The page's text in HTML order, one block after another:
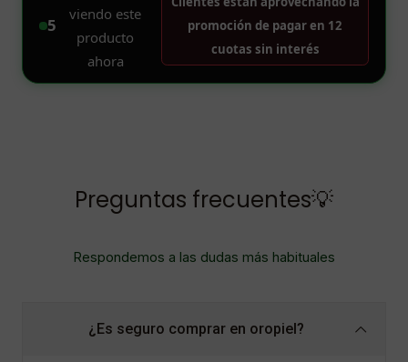
Preguntas frecuentes💡
Respondemos a las dudas más habituales
¿Es seguro comprar en oropiel?